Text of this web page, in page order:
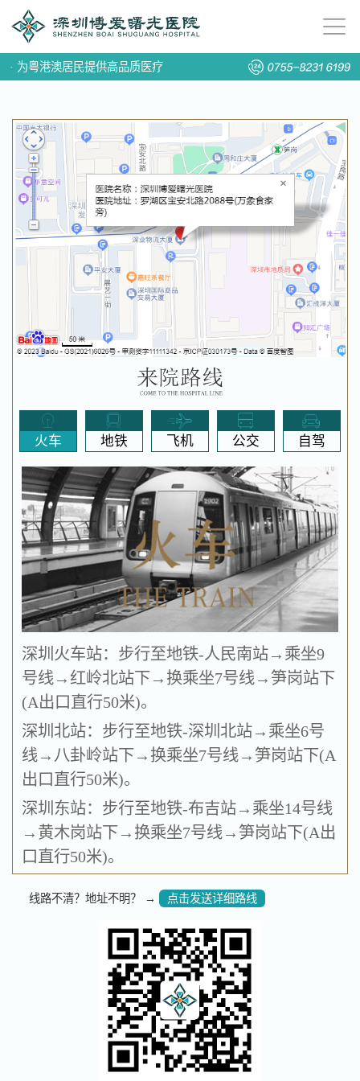
· 为粤港澳居民提供高品质医疗
火车 地铁 飞机 公交 自驾
深圳火车站：步行至地铁-人民南站→乘坐9
号线→红岭北站下→换乘坐7号线→笋岗站下
(A出口直行50米)。
深圳北站：步行至地铁-深圳北站→乘坐6号
线→八卦岭站下→换乘坐7号线→笋岗站下(A
出口直行50米)。
深圳东站：步行至地铁-布吉站→乘坐14号线
→黄木岗站下→换乘坐7号线→笋岗站下(A出
口直行50米)。
线路不清？地址不明？ → 点击发送详细路线